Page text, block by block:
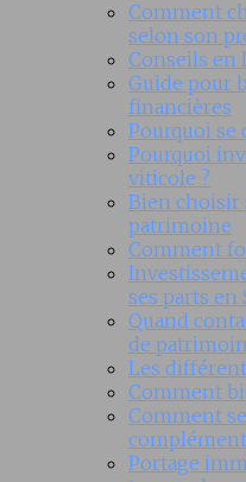
Comment
selon son
Conseils
Guide pour
financières
Pourquoi
Pourquoi
viticole ?
Bien choisir
patrimoine
Comment
ses parts en
Quand
de
Les
Comment
Comment
Portage